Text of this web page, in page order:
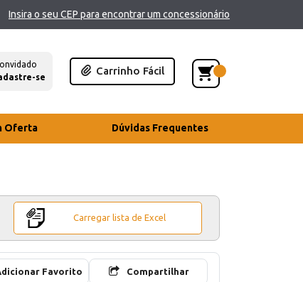
Insira o seu CEP para encontrar um concessionário
se
Carrinho Fácil
Oferta Dúvidas Frequentes
Carregar lista de Excel
Favorito Compartilhar